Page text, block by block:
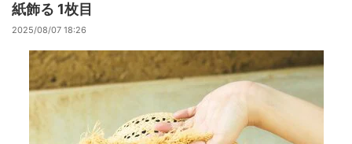
紙飾る 1枚目
2025/08/07 18:26